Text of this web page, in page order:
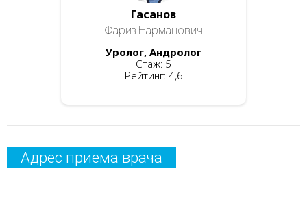
Гасанов
Фариз Нарманович
Уролог, Андролог
Стаж: 5
Рейтинг: 4,6
Адрес приема врача